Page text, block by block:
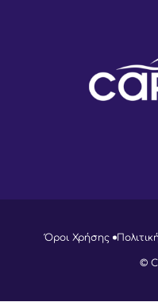
Όροι Χρήσης
©